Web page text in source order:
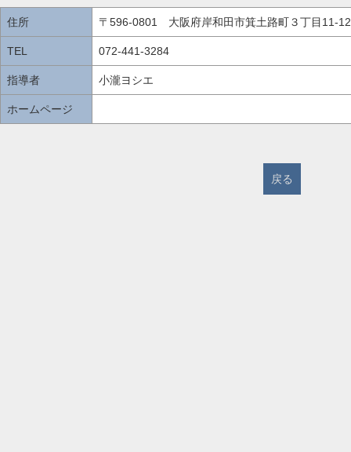
住所 〒596-0801 大阪府岸和田市箕土路町３丁目11‐12
TEL 072-441-3284
指導者 小瀧ヨシエ
ホームページ
戻る